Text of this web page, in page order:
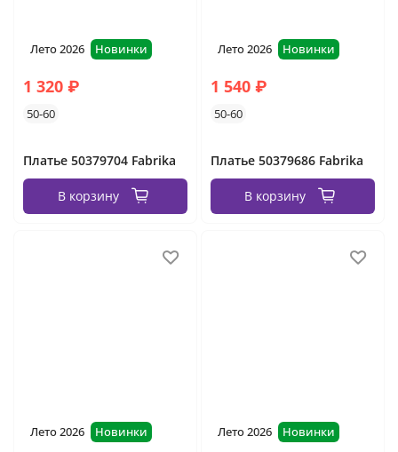
Лето 2026 Новинки
1 320 ₽
50-60
Платье 50379704 Fabrika
В корзину
Лето 2026 Новинки
1 540 ₽
50-60
Платье 50379686 Fabrika
В корзину
Лето 2026 Новинки Лето 2026 Новинки